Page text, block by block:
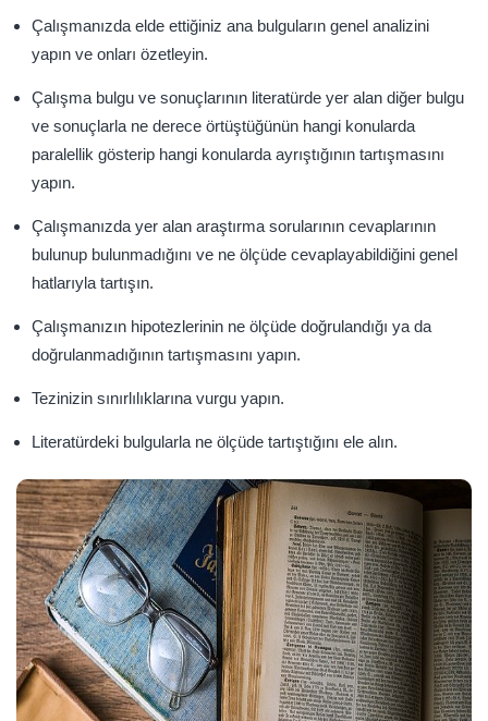
Çalışmanızda elde ettiğiniz ana bulguların genel analizini
yapın ve onları özetleyin.
Çalışma bulgu ve sonuçlarının literatürde yer alan diğer bulgu
ve sonuçlarla ne derece örtüştüğünün hangi konularda
paralellik gösterip hangi konularda ayrıştığının tartışmasını
yapın.
Çalışmanızda yer alan araştırma sorularının cevaplarının
bulunup bulunmadığını ve ne ölçüde cevaplayabildiğini genel
hatlarıyla tartışın.
Çalışmanızın hipotezlerinin ne ölçüde doğrulandığı ya da
doğrulanmadığının tartışmasını yapın.
Tezinizin sınırlılıklarına vurgu yapın.
Literatürdeki bulgularla ne ölçüde tartıştığını ele alın.